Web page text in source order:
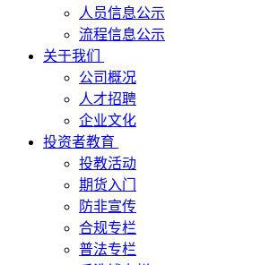
人员信息公示
流程信息公示
关于我们
公司概况
人才招聘
企业文化
投资者教育
投教活动
期货入门
防非宣传
合规专栏
普法专栏